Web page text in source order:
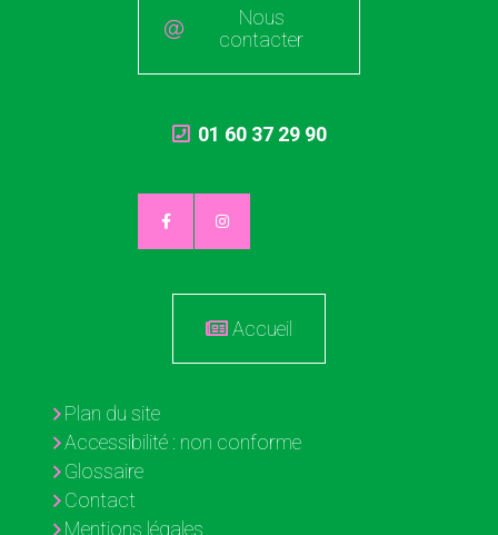
Nous
contacter
01 60 37 29 90
Accueil
Plan du site
Accessibilité : non conforme
Glossaire
Contact
Mentions légales